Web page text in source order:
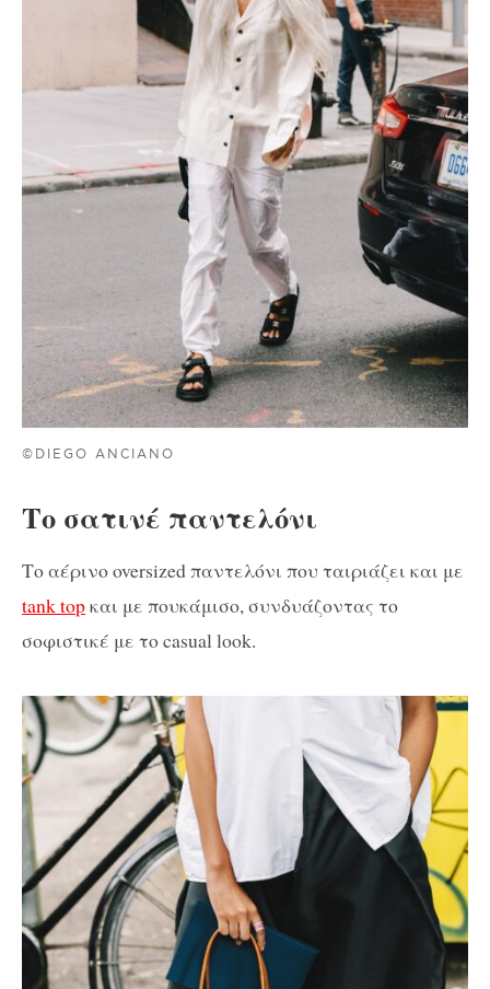
©DIEGO ANCIANO
Το σατινέ παντελόνι
Το αέρινο oversized παντελόνι που ταιριάζει και με
tank topκαι με πουκάμισο, συνδυάζοντας το
σοφιστικέ με το casual look.